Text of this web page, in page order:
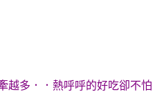
越多．．熱呼呼的好吃卻不怕